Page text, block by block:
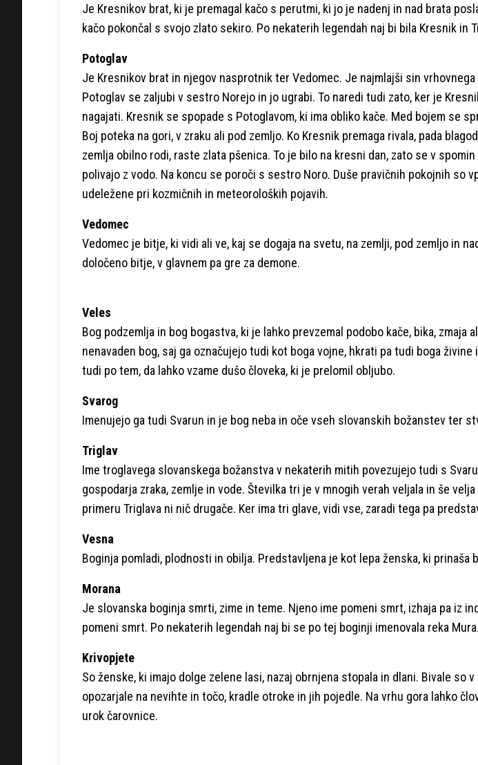
Je Kresnikov brat, ki je premagal kačo s perutmi, ki jo je nadenj in nad brata
kačo pokončal s svojo zlato sekiro. Po nekaterih legendah naj bi bila Kresnik in
Potoglav
Je Kresnikov brat in njegov nasprotnik ter Vedomec. Je najmlajši sin vrhovnega
Potoglav se zaljubi v sestro Norejo in jo ugrabi. To naredi tudi zato, ker je
nagajati. Kresnik se spopade s Potoglavom, ki ima obliko kače. Med bojem se
Boj poteka na gori, v zraku ali pod zemljo. Ko Kresnik premaga rivala, pada
zemlja obilno rodi, raste zlata pšenica. To je bilo na kresni dan, zato se v
polivajo z vodo. Na koncu se poroči s sestro Noro. Duše pravičnih pokojnih so
udeležene pri kozmičnih in meteoroloških pojavih.
Vedomec
Vedomec je bitje, ki vidi ali ve, kaj se dogaja na svetu, na zemlji, pod zemljo in
določeno bitje, v glavnem pa gre za demone.
Veles
Bog podzemlja in bog bogastva, ki je lahko prevzemal podobo kače, bika, zmaja
nenavaden bog, saj ga označujejo tudi kot boga vojne, hkrati pa tudi boga živine
tudi po tem, da lahko vzame dušo človeka, ki je prelomil obljubo.
Svarog
Imenujejo ga tudi Svarun in je bog neba in oče vseh slovanskih božanstev ter
Triglav
Ime troglavega slovanskega božanstva v nekaterih mitih povezujejo tudi s
gospodarja zraka, zemlje in vode. Številka tri je v mnogih verah veljala in še
primeru Triglava ni nič drugače. Ker ima tri glave, vidi vse, zaradi tega pa
Vesna
Boginja pomladi, plodnosti in obilja. Predstavljena je kot lepa ženska, ki prinaša
Morana
Je slovanska boginja smrti, zime in teme. Njeno ime pomeni smrt, izhaja pa iz
pomeni smrt. Po nekaterih legendah naj bi se po tej boginji imenovala reka Mura.
Krivopjete
So ženske, ki imajo dolge zelene lasi, nazaj obrnjena stopala in dlani. Bivale so
opozarjale na nevihte in točo, kradle otroke in jih pojedle. Na vrhu gora lahko
urok čarovnice.